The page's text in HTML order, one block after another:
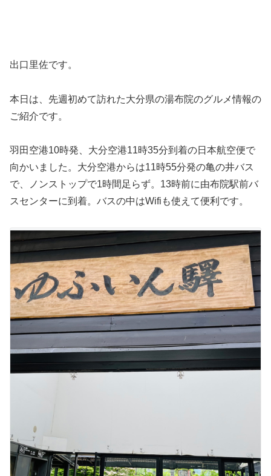
出口里佐です。
本日は、先週初めて訪れた大分県の湯布院のグルメ情報の
ご紹介です。
羽田空港10時発、大分空港11時35分到着の日本航空便で
向かいました。大分空港からは11時55分発の亀の井バス
で、ノンストップで1時間足らず。13時前に由布院駅前バ
スセンターに到着。バスの中はWifiも使えて便利です。